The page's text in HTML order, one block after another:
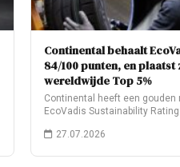
Continental behaalt
84/100 punten, en
wereldwijde Top 5%
Continental heeft een gouden
EcoVadis Sustainability
27.07.2026